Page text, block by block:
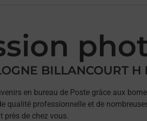
BILLANCOURT H
en bureau de Poste grâce aux
qualité professionnelle et de
près de chez vous.